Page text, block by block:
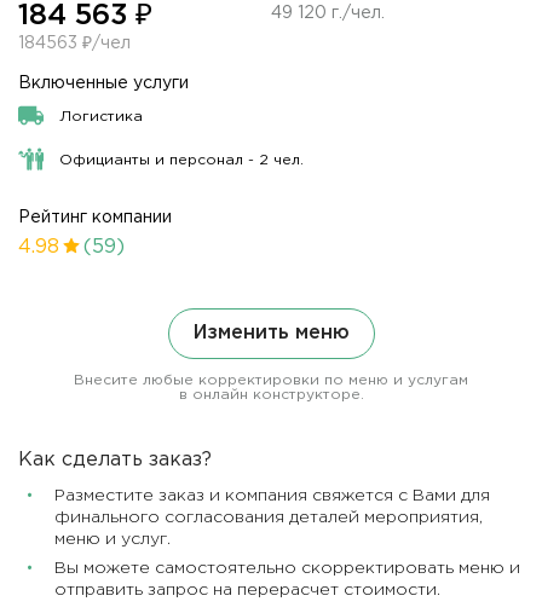
184 563 ₽
184563 ₽/чел
49 120 г./чел.
Включенные услуги
Логистика
Официанты и персонал - 2 чел.
Рейтинг компании
4.98 (59)
Изменить меню
Внесите любые корректировки по меню и услугам
в онлайн конструкторе.
Как сделать заказ?
Разместите заказ и компания свяжется с Вами для
финального согласования деталей мероприятия,
меню и услуг.
Вы можете самостоятельно скорректировать меню и
отправить запрос на перерасчет стоимости.